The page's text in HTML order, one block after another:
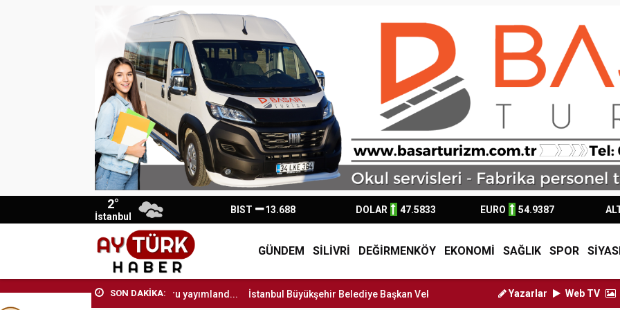
2°
İstanbul
BIST 13.688 DOLAR 47.5833 EURO 54.9387
GÜNDEM SİLİVRİ DEĞİRMENKÖY EKONOMİ SAĞLIK SPOR
SON DAKİKA:
sonuç raporu yayımland... İstanbul Büyükşehir Belediye Başkan Vekili Nu... Silivri Belediyesi'nden LGS ve YKS
Yazarlar Web TV